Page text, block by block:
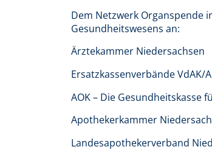
Dem Netzwerk Organspende
Gesundheitswesens an:
Ärztekammer Niedersachsen
Ersatzkassenverbände VdAK/
AOK – Die Gesundheitskasse
Apothekerkammer
Landesapothekerverband